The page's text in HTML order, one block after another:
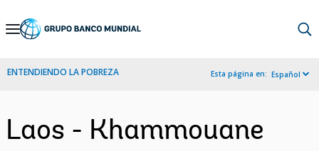
Skip
Navigation
ENTENDIENDO LA POBREZA Esta página en: Español
Laos - Khammouane